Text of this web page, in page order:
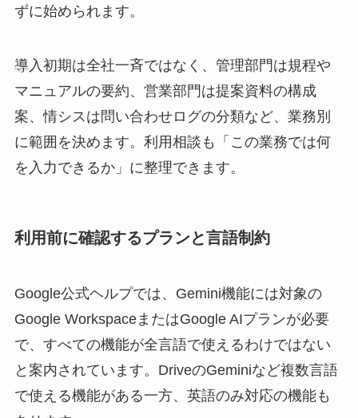
ずに始められます。
導入初期は全社一斉ではなく、管理部門は規程や
マニュアルの要約、営業部門は提案資料の構成
案、情シスは問い合わせログの分類など、業務別
に範囲を決めます。利用相談も「この業務では何
を入力できるか」に整理できます。
利用前に確認するプランと言語制約
Google公式ヘルプでは、Gemini機能には対象の
Google WorkspaceまたはGoogle AIプランが必要
で、すべての機能が全言語で使えるわけではない
と案内されています。DriveのGeminiなど複数言語
で使える機能がある一方、英語のみ対応の機能も